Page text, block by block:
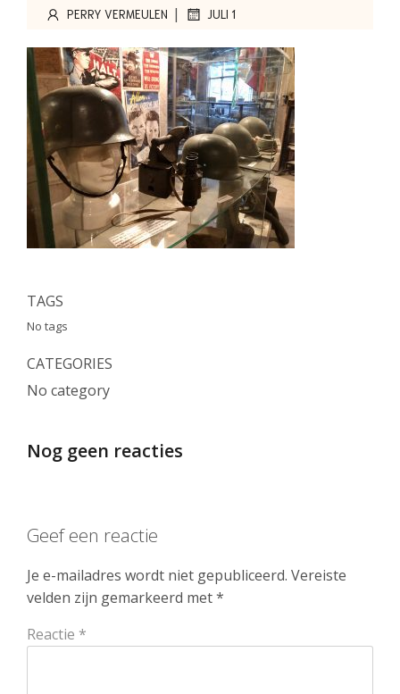
PERRY VERMEULEN | JULI 1
TAGS
No tags
CATEGORIES
No category
Nog geen reacties
Geef een reactie
Je e-mailadres wordt niet gepubliceerd. Vereiste
velden zijn gemarkeerd met*
Reactie *